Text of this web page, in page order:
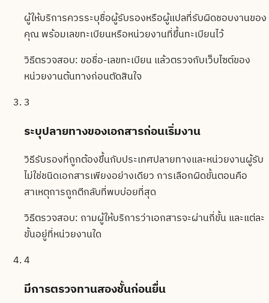
ผู้ให้บริการควรระบุชื่อผู้รับรองหรือผู้แปลที่รับผิดชอบงานของ
คุณ พร้อมเลขทะเบียนหรือหน่วยงานที่ขึ้นทะเบียนไว้
วิธีตรวจสอบ: ขอชื่อ-เลขทะเบียน แล้วตรวจกับเว็บไซต์ของ
หน่วยงานต้นทางก่อนตัดสินใจ
3
ระบุปลายทางของเอกสารก่อนเริ่มงาน
วิธีรับรองที่ถูกต้องขึ้นกับประเทศปลายทางและหน่วยงานผู้รับ
ไม่ใช่ชนิดเอกสารเพียงอย่างเดียว การเลือกผิดขั้นตอนคือ
สาเหตุการถูกตีกลับที่พบบ่อยที่สุด
วิธีตรวจสอบ: ถามผู้ให้บริการว่าเอกสารจะผ่านกี่ขั้น และแต่ละ
ขั้นอยู่ที่หน่วยงานใด
4
มีการตรวจทานสองชั้นก่อนยื่น